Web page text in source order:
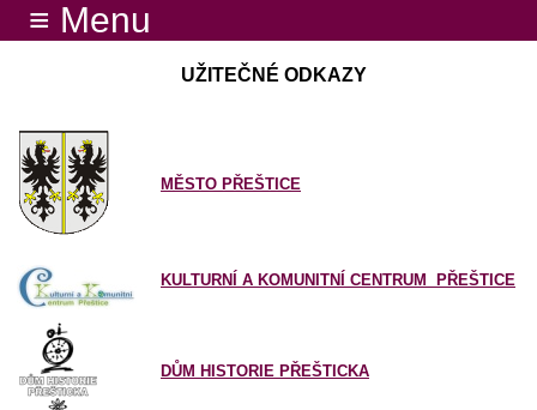
≡ Menu
UŽITEČNÉ ODKAZY
MĚSTO PŘEŠTICE
KULTURNÍ A KOMUNITNÍ CENTRUM PŘEŠTICE
DŮM HISTORIE PŘEŠTICKA